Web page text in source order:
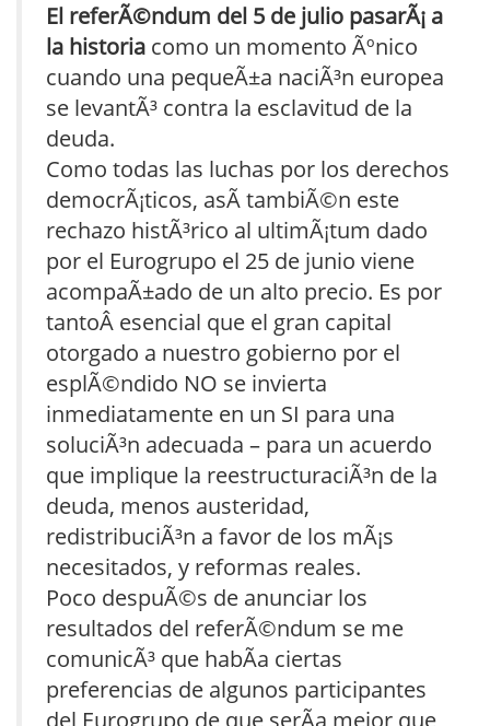
El referÃ©ndum del 5 de julio pasarÃ¡ a
la historia como un momento Ãºnico
cuando una pequeÃ±a naciÃ³n europea
se levantÃ³ contra la esclavitud de la
deuda.
Como todas las luchas por los derechos
democrÃ¡ticos, asÃ­ tambiÃ©n este
rechazo histÃ³rico al ultimÃ¡tum dado
por el Eurogrupo el 25 de junio viene
acompaÃ±ado de un alto precio. Es por
tantoÂ esencial que el gran capital
otorgado a nuestro gobierno por el
esplÃ©ndido NO se invierta
inmediatamente en un SI para una
soluciÃ³n adecuada – para un acuerdo
que implique la reestructuraciÃ³n de la
deuda, menos austeridad,
redistribuciÃ³n a favor de los mÃ¡s
necesitados, y reformas reales.
Poco despuÃ©s de anunciar los
resultados del referÃ©ndum se me
comunicÃ³ que habÃ­a ciertas
preferencias de algunos participantes